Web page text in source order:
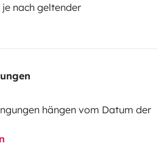
nach geltender
hängen vom Datum der